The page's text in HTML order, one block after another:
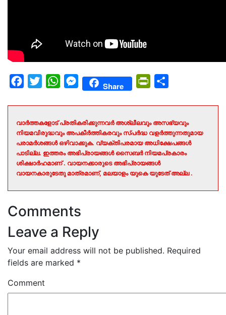
Facebook
Twitter WhatsAppMessengerShare PrintFriendly
വാർത്തകളോട് പ്രതികരിക്കുന്നവർ അശ്ലീലവും അസഭ്യവും
നിയമവിരുദ്ധവും അപകീർത്തികരവും സ്പർദ്ധ വളർത്തുന്നതുമായ
പരാമർശങ്ങൾ ഒഴിവാക്കുക. വ്യക്തിപരമായ അധിക്ഷേപങ്ങൾ
പാടില്ല. ഇത്തരം അഭിപ്രായങ്ങൾ സൈബർ നിയമപ്രകാരം
ശിക്ഷാർഹമാണ് . വായനക്കാരുടെ അഭിപ്രായങ്ങൾ
വായനകാരുടേതു മാത്രമാണ്, മലയാളം യുകെ യുടേത് അല്ല .
Comments
Leave a Reply
Your email address will not be published. Required
fields are marked *
Comment